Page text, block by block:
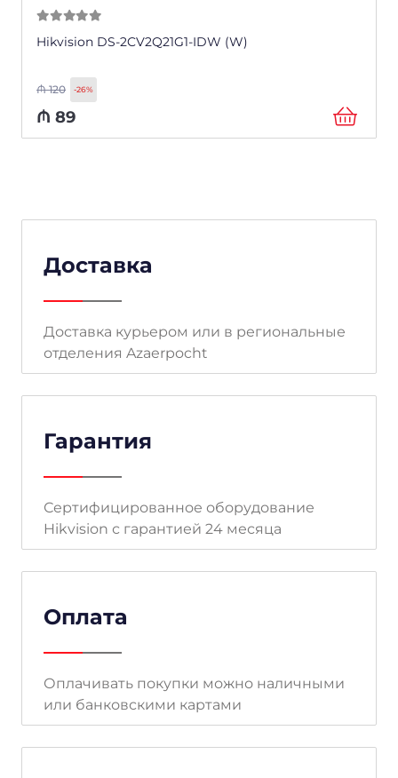
Hikvision DS-2CV2Q21G1-IDW (W)
₼120 -26%
₼ 89
Доставка
Доставка курьером или в региональные
отделения Azaerpocht
Гарантия
Сертифицированное оборудование
Hikvision с гарантией 24 месяца
Оплата
Оплачивать покупки можно наличными
или банковскими картами